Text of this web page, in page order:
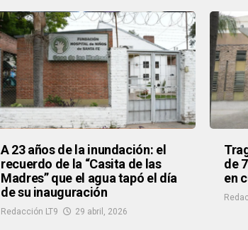
A 23 años de la inundación: el
recuerdo de la “Casita de las
Madres” que el agua tapó el día
de su inauguración
Redacción LT9 29 abril, 2026
de
en